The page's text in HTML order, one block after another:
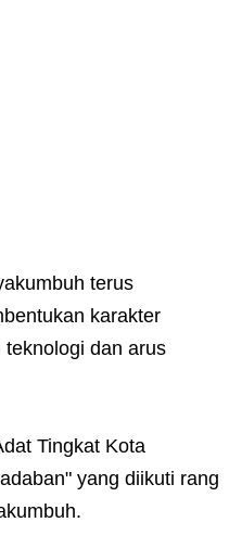
terus
karakter
dan arus
Tingkat Kota
yang diikuti rang